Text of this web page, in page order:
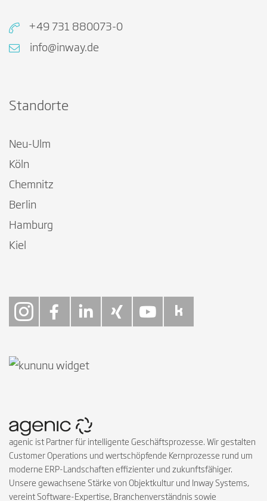
+49 731 880073-0
info@inway.de
Standorte
Neu-Ulm
Köln
Chemnitz
Berlin
Hamburg
Kiel
agenic ist Partner für intelligente Geschäftsprozesse. Wir gestalten
Customer Operations und wertschöpfende Kernprozesse rund um
moderne ERP-Landschaften effizienter und zukunftsfähiger.
Unsere gewachsene Stärke von Objektkultur und Inway Systems,
vereint Software-Expertise, Branchenverständnis sowie